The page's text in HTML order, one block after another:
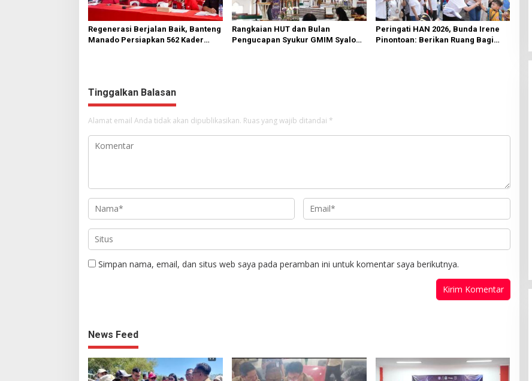
Regenerasi Berjalan Baik, Banteng
Manado Persiapkan 562 Kader
Rangkaian HUT dan Bulan
Pengucapan Syukur GMIM Syalom
Peringati HAN 2026, Bunda Irene
Pinontoan: Berikan Ruang Bagi
Tinggalkan Balasan
Alamat email Anda tidak akan dipublikasikan. Ruas yang wajib ditandai *
Simpan nama, email, dan situs web saya pada peramban ini untuk komentar saya berikutnya.
News Feed